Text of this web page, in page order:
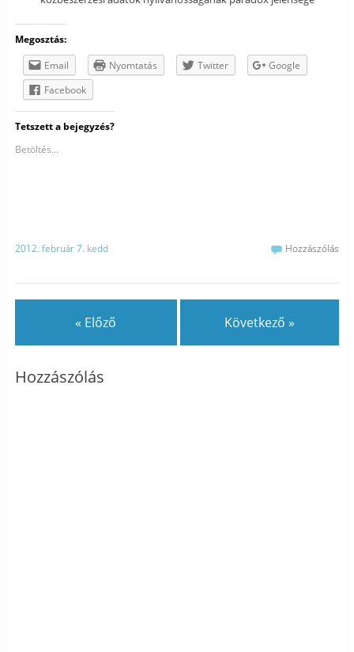
Megosztás:
Email
Nyomtatás Twitter
Google
Facebook
Tetszett a bejegyzés?
Betöltés...
2012. február 7. kedd Hozzászólás
« Előző Következő »
Hozzászólás